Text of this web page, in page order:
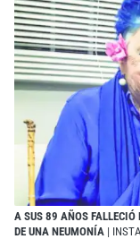
A SUS 89 AÑOS FALLECIÓ
DE UNA NEUMONÍA |